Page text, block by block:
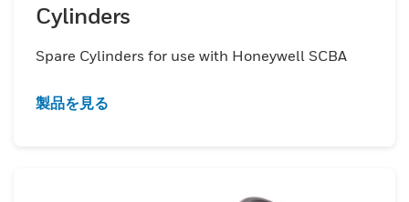
Cylinders
Spare Cylinders for use with Honeywell SCBA
製品を見る